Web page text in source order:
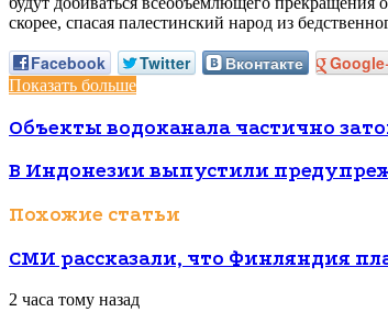
скорее, спасая палестинский народ из
Facebook Twitter Вконтакте
Показать больше
Объекты водоканала частично
В Индонезии выпустили
Похожие статьи
СМИ рассказали, что Финляндия
2 часа тому назад